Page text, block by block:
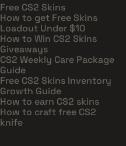
Free CS2 Skins
How to get Free Skins
Loadout Under $10
How to Win CS2 Skins
Giveaways
CS2 Weekly Care Package
Guide
Free CS2 Skins Inventory
Growth Guide
How to earn CS2 skins
How to craft free CS2
knife